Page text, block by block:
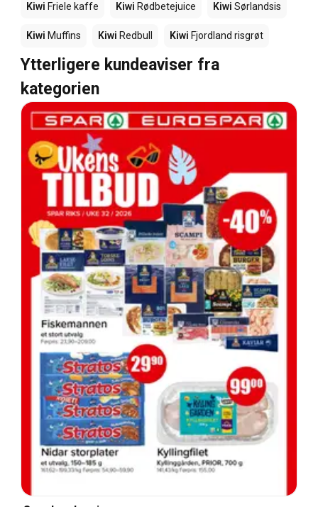
Kiwi Friele kaffe Kiwi Rødbetejuice Kiwi Sørlandsis
Kiwi Muffins Kiwi Redbull Kiwi Fjordland risgrøt
Ytterligere kundeaviser fra
kategorien